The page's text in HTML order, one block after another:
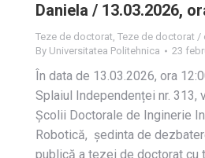
Daniela / 13.03.2026,
Teze de doctorat, Teze de doctorat /
By Universitatea Politehnica 23
În data de 13.03.2026, ora
Splaiul Independenței nr. 313,
Școlii Doctorale de Inginerie
Robotică, ședinta de
publică a tezei de doctorat cu